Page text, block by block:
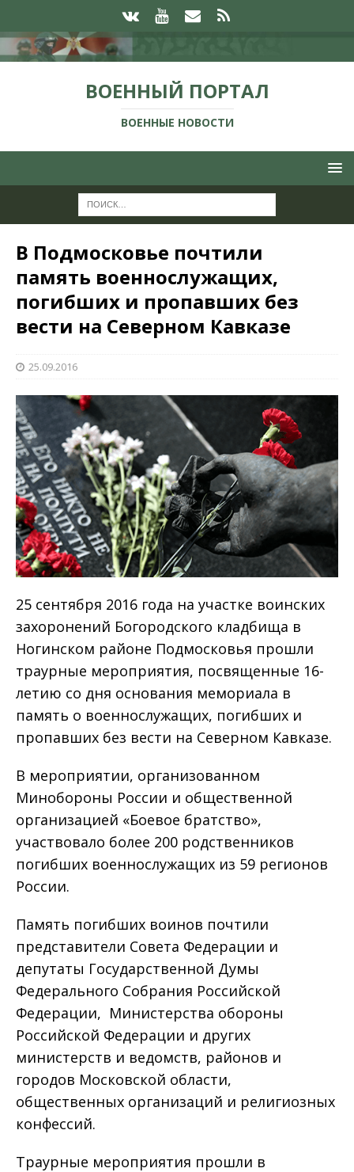
ВОЕННЫЙ ПОРТАЛ
ВОЕННЫЕ НОВОСТИ
В Подмосковье почтили
память военнослужащих,
погибших и пропавших без
вести на Северном Кавказе
25.09.2016
25 сентября 2016 года на участке воинских
захоронений Богородского кладбища в
Ногинском районе Подмосковья прошли
траурные мероприятия, посвященные 16-
летию со дня основания мемориала в
память о военнослужащих, погибших и
пропавших без вести на Северном Кавказе.
В мероприятии, организованном
Минобороны России и общественной
организацией «Боевое братство»,
участвовало более 200 родственников
погибших военнослужащих из 59 регионов
России.
Память погибших воинов почтили
представители Совета Федерации и
депутаты Государственной Думы
Федерального Собрания Российской
Федерации, Министерства обороны
Российской Федерации и других
министерств и ведомств, районов и
городов Московской области,
общественных организаций и религиозных
конфессий.
Траурные мероприятия прошли в